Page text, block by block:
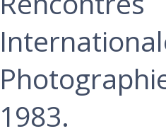
1983.‎